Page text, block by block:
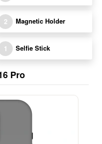
2 Magnetic Holder
1 Selfie Stick
Pro